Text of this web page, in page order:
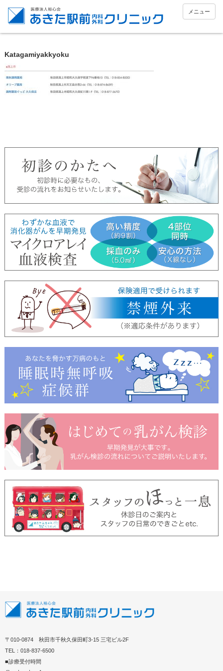
メニュー
Katagamiyakkyoku
〒010-0874 秋田市千秋久保田町3-15 三宅ビル2F
TEL：018-837-6500
■診療受付時間